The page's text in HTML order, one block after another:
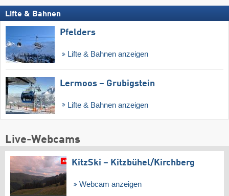
Lifte & Bahnen
Pfelders
Lifte & Bahnen anzeigen
Lermoos – Grubigstein
Lifte & Bahnen anzeigen
Live-Webcams
KitzSki – Kitzbühel/​Kirchberg
Webcam anzeigen